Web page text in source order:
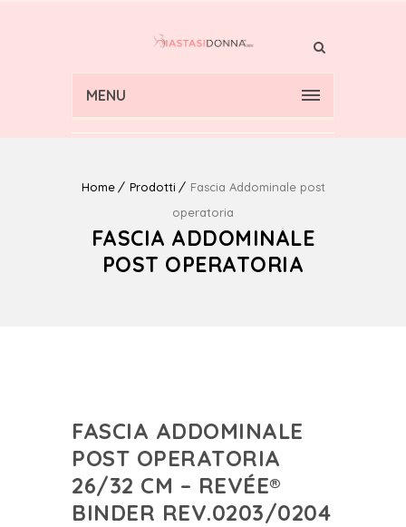
MENU
Home Prodotti
Fascia Addominale post
operatoria
FASCIA ADDOMINALE
POST OPERATORIA
FASCIA ADDOMINALE
POST OPERATORIA
26/32 CM – REVÉE®
BINDER REV.0203/0204